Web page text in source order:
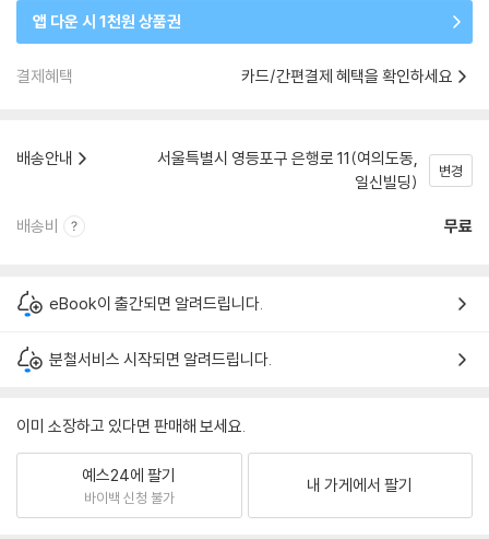
앱 다운 시 1천원 상품권
결제혜택 카드/간편결제 혜택을 확인하세요
배송안내
서울특별시 영등포구 은행로 11(여의도동,
일신빌딩)
변경
배송비 무료
eBook이 출간되면 알려드립니다.
분철서비스 시작되면 알려드립니다.
이미 소장하고 있다면 판매해 보세요.
예스24에 팔기
바이백 신청 불가
내 가게에서 팔기